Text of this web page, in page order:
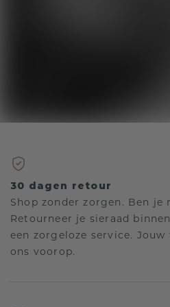
30 dagen retour
Shop zonder zorgen. Ben
Retourneer je sieraad
een zorgeloze service.
ons voorop.